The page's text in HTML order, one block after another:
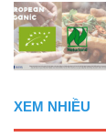
XEM NHIỀU